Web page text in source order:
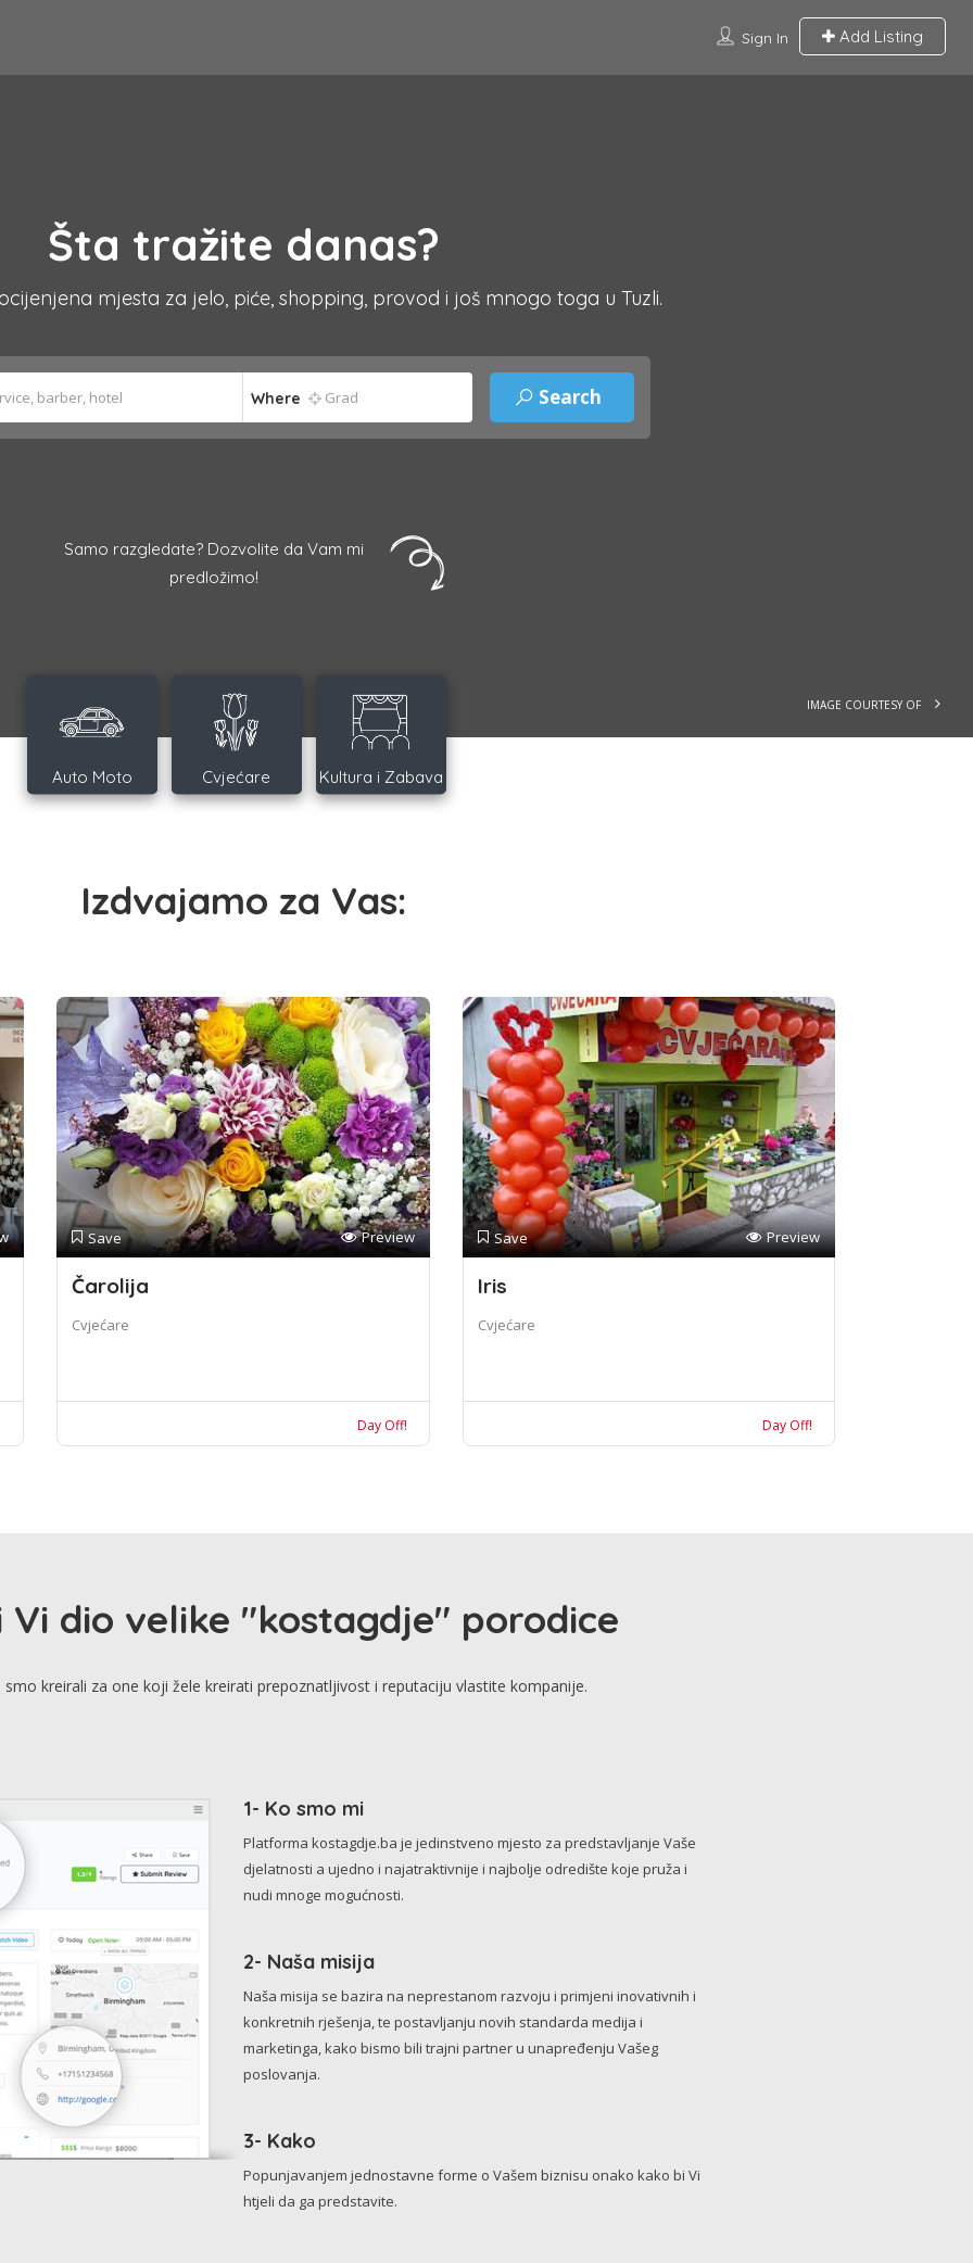
Sign In Add Listing
IMAGE COURTESY OF
Šta tražite danas?
mjesta za jelo, piće, shopping, provod i još mnogo toga u Tuzli.
Where
Samo razgledate? Dozvolite da Vam mi
predložimo!
Auto Moto Cvjećare Kultura i Zabava
Izdvajamo za Vas:
Save Preview
Čarolija
Cvjećare
Day Off!
Save Preview
Iris
Cvjećare
Day Off!
Vi dio velike "kostagdje" porodice
kreirali za one koji žele kreirati prepoznatljivost i reputaciju vlastite kompanije.
1- Ko smo mi
Platforma kostagdje.ba je jedinstveno mjesto za predstavljanje Vaše
djelatnosti a ujedno i najatraktivnije i najbolje odredište koje pruža i
nudi mnoge mogućnosti.
2- Naša misija
Naša misija se bazira na neprestanom razvoju i primjeni inovativnih i
konkretnih rješenja, te postavljanju novih standarda medija i
marketinga, kako bismo bili trajni partner u unapređenju Vašeg
poslovanja.
3- Kako
Popunjavanjem jednostavne forme o Vašem biznisu onako kako bi Vi
htjeli da ga predstavite.